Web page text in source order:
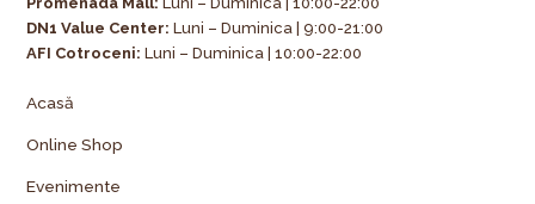
DN1 Value Center: Luni – Duminica | 9:00-21:00
AFI Cotroceni: Luni – Duminica | 10:00-22:00
Acasă
Online Shop
Evenimente